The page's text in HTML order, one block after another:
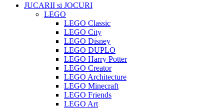
JUCARII si JOCURI
LEGO
LEGO Classic
LEGO City
LEGO Disney
LEGO DUPLO
LEGO Harry Potter
LEGO Creator
LEGO Architecture
LEGO Minecraft
LEGO Friends
LEGO Art